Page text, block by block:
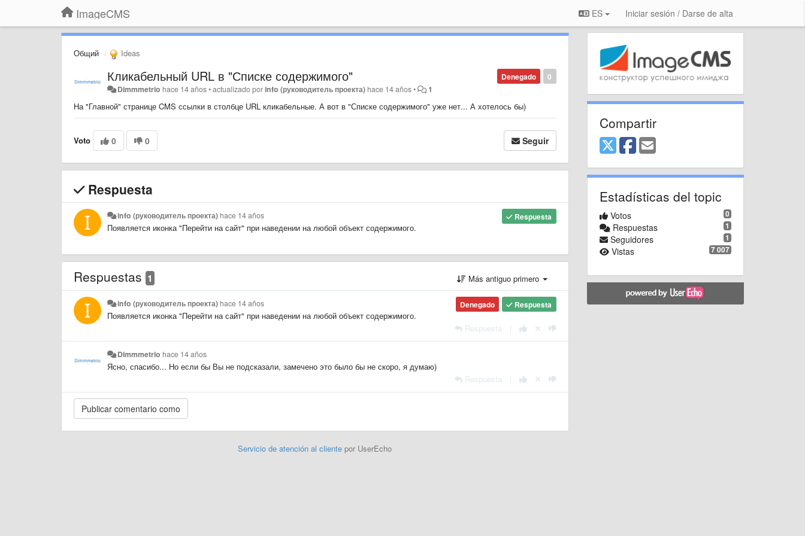
ImageCMS ES Iniciar sesión / Darse de alta
Общий Ideas
0
Denegado
Кликабельный URL в "Списке содержимого"
Dimmmetrio hace 14 años•actualizado porinfo (руководитель проекта) hace 14 años• 1
На "Главной" странице CMS ссылки в столбце URL кликабельные. А вот в "Списке содержимого" уже нет... А хотелось бы)
Voto 0 0 Seguir
Respuesta
Respuesta
info (руководитель проекта) hace 14 años
Появляется иконка "Перейти на сайт" при наведении на любой объект содержимого.
Respuestas 1 Más antiguo primero
Respuesta
Denegado
info (руководитель проекта) hace 14 años
Появляется иконка "Перейти на сайт" при наведении на любой объект содержимого.
Respuesta
Dimmmetrio hace 14 años
Ясно, спасибо... Но если бы Вы не подсказали, замечено это было бы не скоро, я думаю)
Respuesta
Servicio de atención al clientepor UserEcho
Compartir
Estadísticas del topic
0
Votos
1
Respuestas
1
Seguidores
7 007
Vistas